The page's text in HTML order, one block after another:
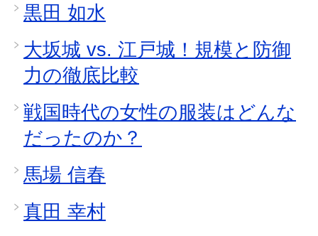
黒田 如水
大坂城 vs. 江戸城！規模と防御
力の徹底比較
戦国時代の女性の服装はどんな
だったのか？
馬場 信春
真田 幸村